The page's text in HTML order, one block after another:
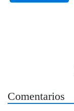
Comentarios